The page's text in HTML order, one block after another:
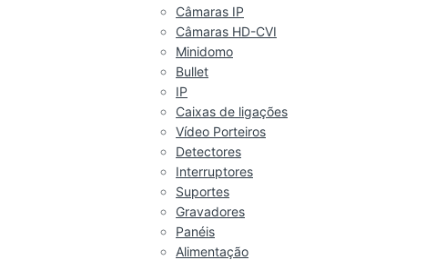
Câmaras IP
Câmaras HD-CVI
Minidomo
Bullet
IP
Caixas de ligações
Vídeo Porteiros
Detectores
Interruptores
Suportes
Gravadores
Panéis
Alimentação